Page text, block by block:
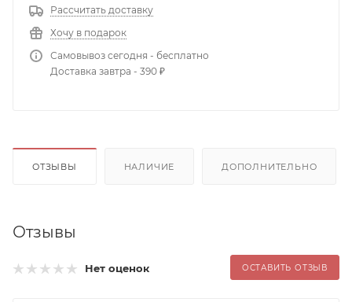
Рассчитать доставку
Хочу в подарок
Самовывоз сегодня - бесплатно
Доставка завтра - 390 ₽
ОТЗЫВЫ НАЛИЧИЕ ДОПОЛНИТЕЛЬНО
Отзывы
Нет оценок ОСТАВИТЬ ОТЗЫВ